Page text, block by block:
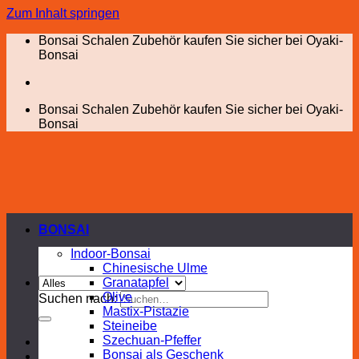
Zum Inhalt springen
Bonsai Schalen Zubehör kaufen Sie sicher bei Oyaki-
Bonsai
Bonsai Schalen Zubehör kaufen Sie sicher bei Oyaki-
Bonsai
Suchen nach:
BONSAI
Indoor-Bonsai
Chinesische Ulme
Granatapfel
Olive
Mastix-Pistazie
Steineibe
Szechuan-Pfeffer
Bonsai als Geschenk